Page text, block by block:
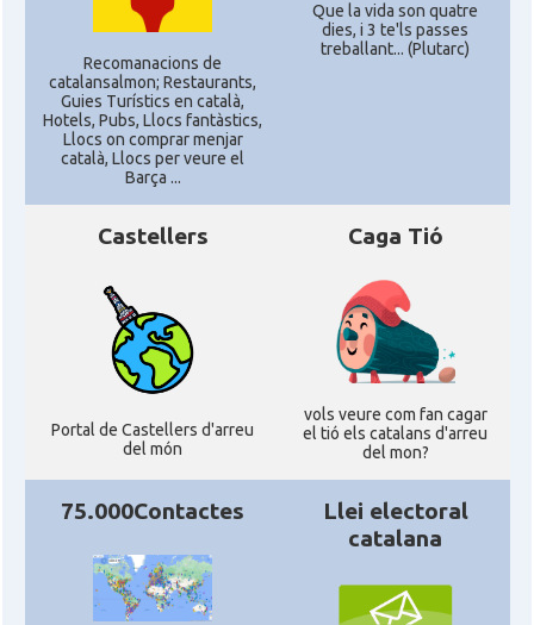
Recomanacions de
catalansalmon; Restaurants,
Guies Turístics en català,
Hotels, Pubs, Llocs fantàstics,
Llocs on comprar menjar
català, Llocs per veure el
Barça ...
Que la vida son quatre
dies, i 3 te'ls passes
treballant... (Plutarc)
Castellers
Portal de Castellers d'arreu
del món
Caga Tió
vols veure com fan cagar
el tió els catalans d'arreu
del mon?
75.000Contactes
Llei electoral
catalana